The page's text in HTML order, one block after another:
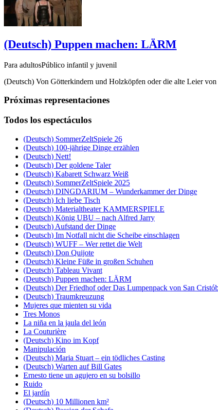
(Deutsch) Puppen machen: LÄRM
Para adultosPúblico infantil y juvenil
(Deutsch) Von Götterkindern und Holzköpfen oder die alte Leier
Próximas representaciones
Todos los espectáculos
(Deutsch) SommerZeltSpiele 26
(Deutsch) 100-jährige Dinge erzählen
(Deutsch) Nett!
(Deutsch) Der goldene Taler
(Deutsch) Kabarett Schwarz Weiß
(Deutsch) SommerZeltSpiele 2025
(Deutsch) DINGDARIUM – Wunderkammer der Dinge
(Deutsch) Ich liebe Tisch
(Deutsch) Materialtheater KAMMERSPIELE
(Deutsch) König UBU – nach Alfred Jarry
(Deutsch) Aufstand der Dinge
(Deutsch) Im Notfall nicht die Scheibe einschlagen
(Deutsch) WUFF – Wer rettet die Welt
(Deutsch) Don Quijote
(Deutsch) Kleine Füße in großen Schuhen
(Deutsch) Tableau Vivant
(Deutsch) Puppen machen: LÄRM
(Deutsch) Der Friedhof oder Das Lumpenpack von San
(Deutsch) Traumkreuzung
Mujeres que mienten su vida
Tres Monos
La niña en la jaula del león
La Couturière
(Deutsch) Kino im Kopf
Manipulación
(Deutsch) Maria Stuart – ein tödliches Casting
(Deutsch) Warten auf Bill Gates
Ernesto tiene un agujero en su bolsillo
Ruido
El jardín
(Deutsch) 10 Millionen km²